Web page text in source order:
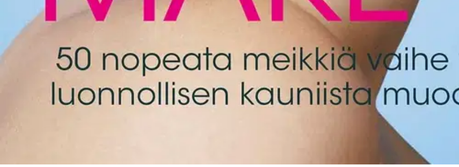
Ohjeet
Ensitilaajan pikaopas
Reklamaatio
Takuu ja huolto
Toimitustavat
Asennuspalvelut
Tilaus- ja toimitusehdot
Käyttöehdot